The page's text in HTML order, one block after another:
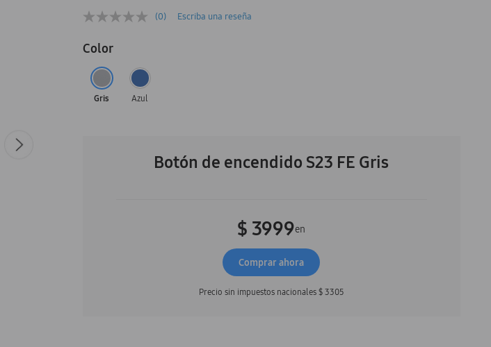
(0) Escriba una reseña
Color
Gris Azul
Botón de encendido S23 FE Gris
$ 3999en
Comprar ahora
Precio sin impuestos nacionales$ 3305